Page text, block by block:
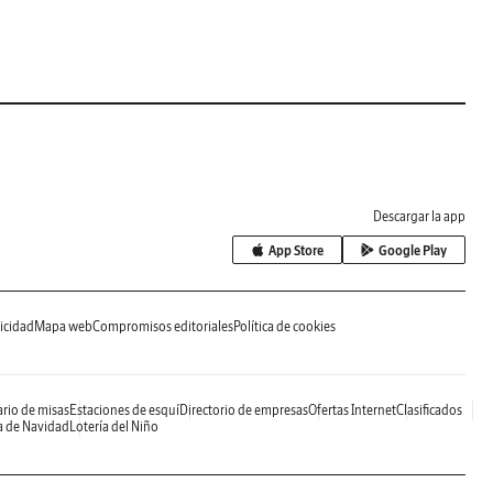
Descargar la app
App Store Google Play
Mapa webCompromisos editorialesPolítica de cookies
de misasEstaciones de esquíDirectorio de empresasOfertas InternetClasificados
de Navidad Lotería del Niño